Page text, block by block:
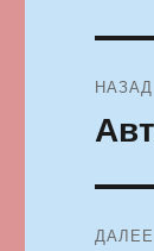
по
НАЗАД
ДАЛЕЕ